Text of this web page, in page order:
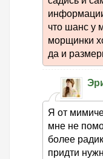
что шанс у
морщинки
да и
Я от
мне не
более
придти